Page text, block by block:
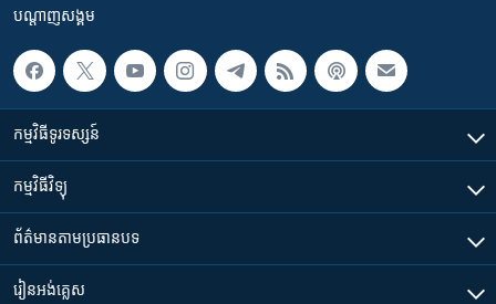
បណ្តាញ​សង្គម
កម្មវិធី​ទូរទស្សន៍
កម្មវិធី​វិទ្យុ
ព័ត៌មាន​តាមប្រធានបទ​
រៀន​​អង់គ្លេស